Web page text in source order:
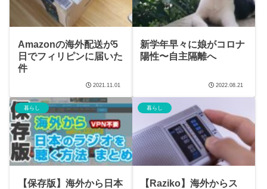
Amazonの海外配送が5
日でフィリピンに届いた
件
2021.11.01
新学年早々に娘がコロナ
陽性〜自主隔離へ
2022.08.21
暮らし
【保存版】海外から日本
暮らし
【Raziko】海外からス